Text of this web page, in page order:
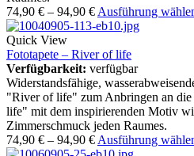
74,90 € – 94,90 € Ausführung
Quick View
Fototapete – River of life
Verfügbarkeit: verfügbar
Widerstandsfähige,
"River of life" zum Anbringen an
life" mit dem inspirierenden Motiv
Zimmerschmuck jeden Raumes.
74,90 € – 94,90 € Ausführung